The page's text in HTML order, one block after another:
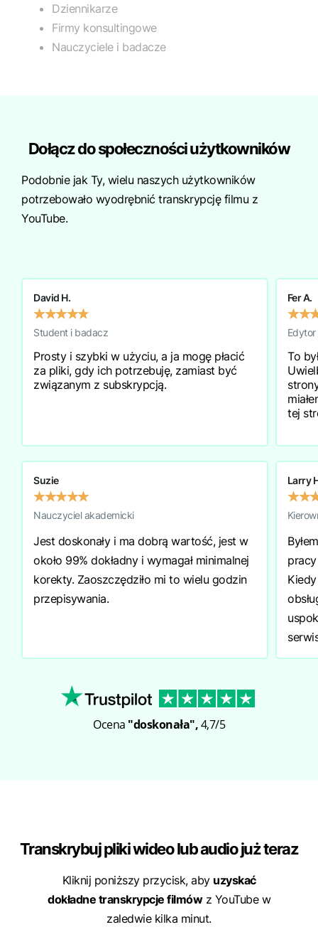
Dziennikarze
Firmy konsultingowe
Nauczyciele i badacze
Dołącz do społeczności użytkowników
Podobnie jak Ty, wielu naszych użytkowników
potrzebowało wyodrębnić transkrypcję filmu z
YouTube.
David H.
★★★★★
Student i badacz
Prosty i szybki w użyciu, a ja mogę płacić
za pliki, gdy ich potrzebuję, zamiast być
związanym z subskrypcją.
Fer A.
★★
To
tej
Suzie
★★★★★
Nauczyciel akademicki
Jest doskonały i ma dobrą wartość, jest w
około 99% dokładny i wymagał minimalnej
korekty. Zaoszczędziło mi to wielu godzin
przepisywania.
Larry
★★
Ocena "doskonała",4,7/5
Transkrybuj pliki wideo lub audio już teraz
Kliknij poniższy przycisk, aby uzyskać
dokładne transkrypcje filmówz YouTube w
zaledwie kilka minut.